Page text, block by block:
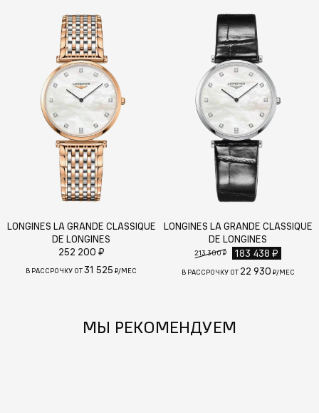
LONGINES LA GRANDE CLASSIQUE
DE LONGINES
252 200 ₽
В РАССРОЧКУ ОТ31 525 ₽/МЕС
LONGINES LA GRANDE CLASSIQUE
DE LONGINES
213 300 ₽ 183 438 ₽
В РАССРОЧКУ ОТ 22 930 ₽/МЕС
МЫ РЕКОМЕНДУЕМ